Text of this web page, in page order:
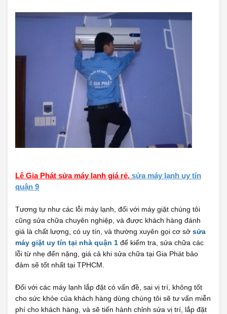
Lê Gia Phát sửa máy lạnh giá rẻ, sửa máy lạnh uy tín
quận 9
Tương tự như các lỗi máy lạnh, đối với máy giặt chúng tôi
cũng sửa chữa chuyên nghiệp, và được khách hàng đánh
giá là chất lượng, có uy tín, và thường xuyên gọi cơ sở sửa
máy giặt uy tín tại nhà quận 1 để kiểm tra, sửa chữa các
lỗi từ nhẹ đến nặng, giá cả khi sửa chữa tại Gia Phát bảo
đảm sẽ tốt nhất tại TPHCM.
Đối với các máy lạnh lắp đặt có vấn đề, sai vị trí, không tốt
cho sức khỏe của khách hàng dùng chúng tôi sẽ tư vấn miễn
phí cho khách hàng, và sẽ tiến hành chỉnh sửa vị trí, lắp đặt